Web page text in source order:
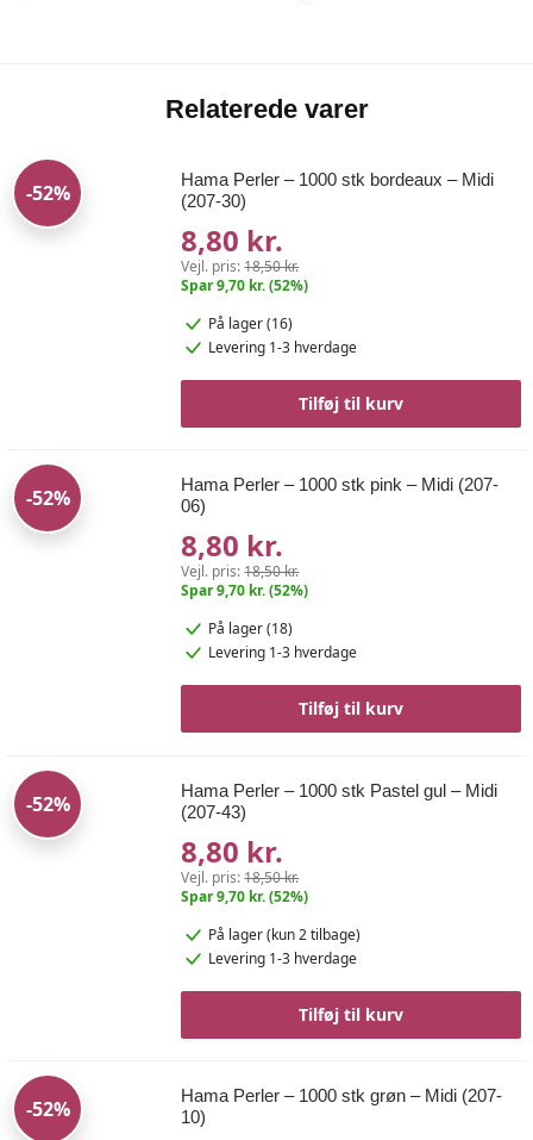
Relaterede varer
-52%
Hama Perler – 1000 stk bordeaux – Midi
(207-30)
8,80 kr.
Vejl. pris:18,50 kr.
Spar 9,70 kr. (52%)
På lager (16)
Levering 1-3 hverdage
Tilføj til kurv
-52%
Hama Perler – 1000 stk pink – Midi (207-
06)
8,80 kr.
Vejl. pris:18,50 kr.
Spar 9,70 kr. (52%)
På lager (18)
Levering 1-3 hverdage
Tilføj til kurv
-52%
Hama Perler – 1000 stk Pastel gul – Midi
(207-43)
8,80 kr.
Vejl. pris:18,50 kr.
Spar 9,70 kr. (52%)
På lager(kun 2 tilbage)
Levering 1-3 hverdage
Tilføj til kurv
-52%
Hama Perler – 1000 stk grøn – Midi (207-
10)